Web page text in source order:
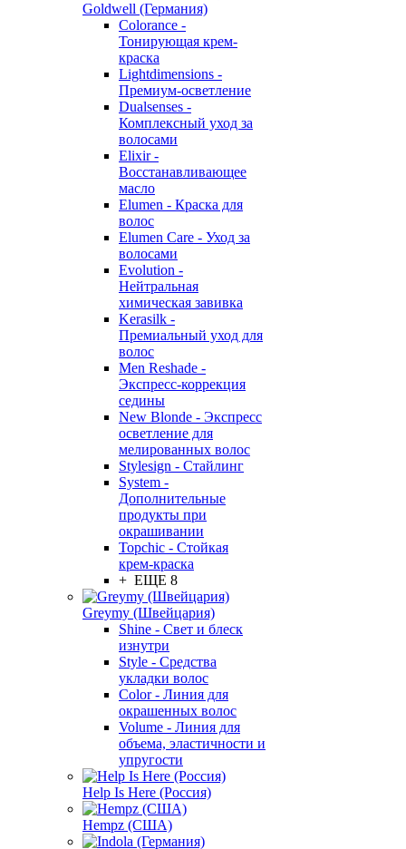
Goldwell (Германия)
Colorance -
Тонирующая крем-
краска
Lightdimensions -
Премиум-осветление
Dualsenses -
Комплексный уход за
волосами
Elixir -
Восстанавливающее
масло
Elumen - Краска для
волос
Elumen Care - Уход за
волосами
Evolution -
Нейтральная
химическая завивка
Kerasilk -
Премиальный уход для
волос
Men Reshade -
Экспресс-коррекция
седины
New Blonde - Экспресс
осветление для
мелированных волос
Stylesign - Стайлинг
System -
Дополнительные
продукты при
окрашивании
Topchic - Стойкая
крем-краска
+ ЕЩЕ 8
Greymy (Швейцария)
Shine - Свет и блеск
изнутри
Style - Средства
укладки волос
Color - Линия для
окрашенных волос
Volume - Линия для
объема, эластичности и
упругости
Help Is Here (Россия)
Hempz (США)